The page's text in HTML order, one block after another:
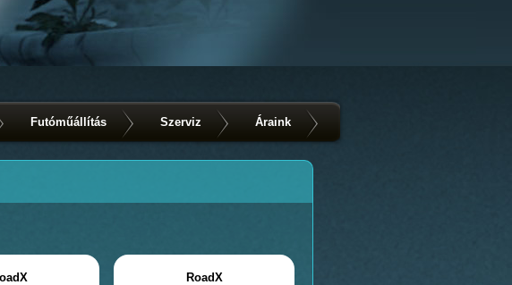
Futóműállítás Szerviz Áraink
RoadX